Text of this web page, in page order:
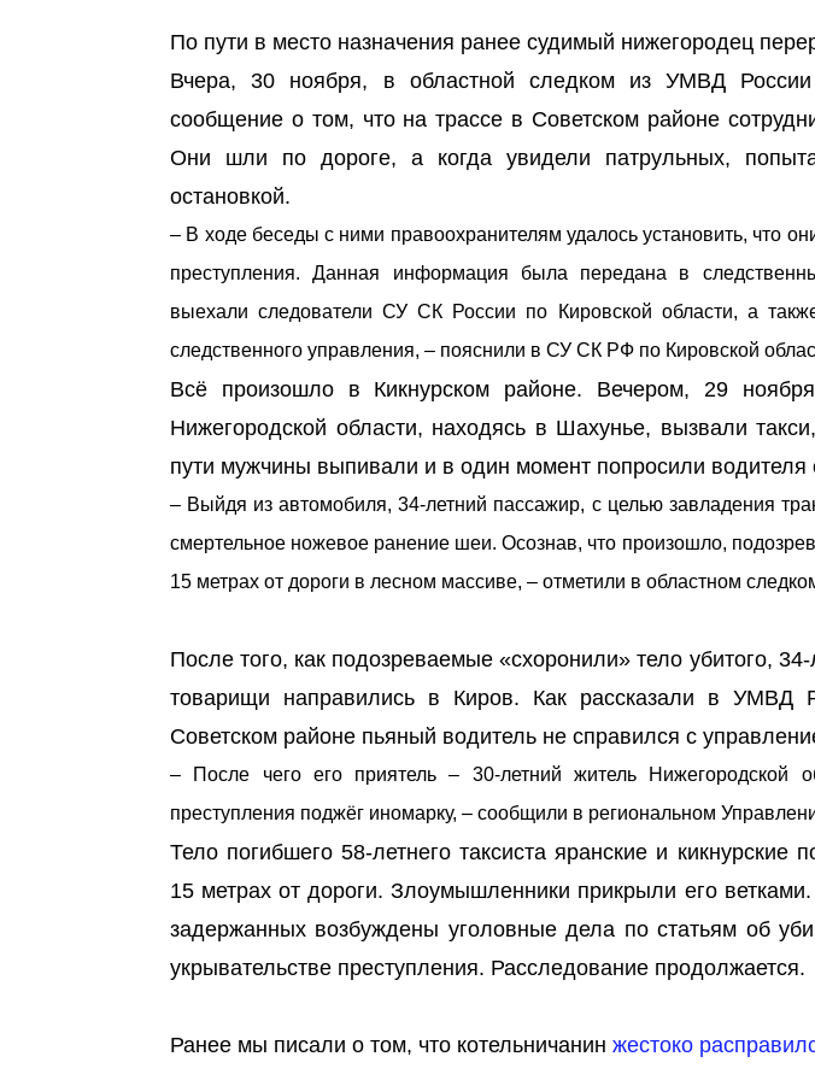
По пути в место назначения ранее судимый нижегородец
Вчера, 30 ноября, в областной следком из УМВД
сообщение о том, что на трассе в Советском районе
Они шли по дороге, а когда увидели патрульных,
остановкой.
– В ходе беседы с ними правоохранителям удалось установить, что
преступления. Данная информация была передана в
выехали следователи СУ СК России по Кировской области, а
следственного управления, – пояснили в СУ СК РФ по Кировской
Всё произошло в Кикнурском районе. Вечером, 29
Нижегородской области, находясь в Шахунье, вызвали
пути мужчины выпивали и в один момент попросили водителя
– Выйдя из автомобиля, 34-летний пассажир, с целью завладения
смертельное ножевое ранение шеи. Осознав, что произошло,
15 метрах от дороги в лесном массиве, – отметили в областном
После того, как подозреваемые «схоронили» тело убитого,
товарищи направились в Киров. Как рассказали в УМВД
Советском районе пьяный водитель не справился с
– После чего его приятель – 30-летний житель Нижегородской
преступления поджёг иномарку, – сообщили в региональном
Тело погибшего 58-летнего таксиста яранские и кикнурские
15 метрах от дороги. Злоумышленники прикрыли его
задержанных возбуждены уголовные дела по статьям об
укрывательстве преступления. Расследование продолжается.
Ранее мы писали о том, что котельничанин жестоко